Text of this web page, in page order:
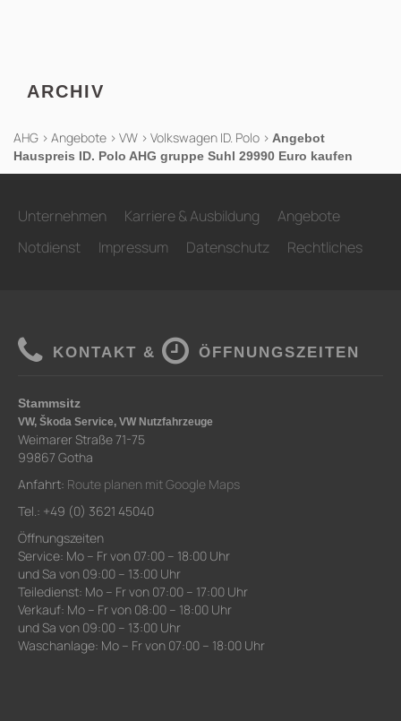
ARCHIV
AHG > Angebote > VW > Volkswagen ID. Polo > Angebot
Hauspreis ID. Polo AHG gruppe Suhl 29990 Euro kaufen
Unternehmen Karriere & Ausbildung
Angebote
Notdienst
Impressum Datenschutz Rechtliches
KONTAKT & ÖFFNUNGSZEITEN
Stammsitz
VW, Škoda Service, VW Nutzfahrzeuge
Weimarer Straße 71-75
99867 Gotha
Anfahrt: Route planen mit Google Maps
Tel.: +49 (0) 3621 45040
Öffnungszeiten
Service: Mo – Fr von 07:00 – 18:00 Uhr
und Sa von 09:00 – 13:00 Uhr
Teiledienst: Mo – Fr von 07:00 – 17:00 Uhr
Verkauf: Mo – Fr von 08:00 – 18:00 Uhr
und Sa von 09:00 – 13:00 Uhr
Waschanlage: Mo – Fr von 07:00 – 18:00 Uhr